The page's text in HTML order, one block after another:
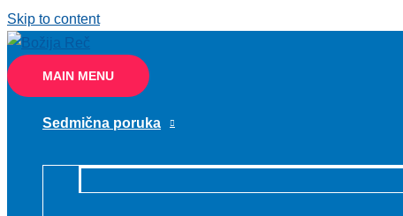
Skip to content
MAIN MENU
Sedmična poruka